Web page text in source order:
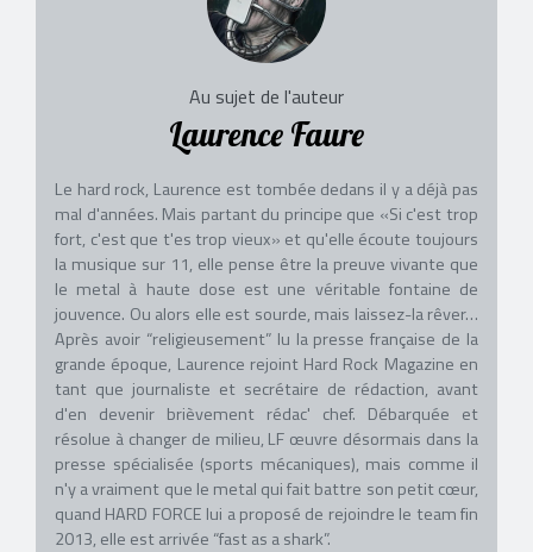
Au sujet de l'auteur
Laurence Faure
Le hard rock, Laurence est tombée dedans il y a déjà pas
mal d'années. Mais partant du principe que «Si c'est trop
fort, c'est que t'es trop vieux» et qu'elle écoute toujours
la musique sur 11, elle pense être la preuve vivante que
le metal à haute dose est une véritable fontaine de
jouvence. Ou alors elle est sourde, mais laissez-la rêver…
Après avoir “religieusement” lu la presse française de la
grande époque, Laurence rejoint Hard Rock Magazine en
tant que journaliste et secrétaire de rédaction, avant
d'en devenir brièvement rédac' chef. Débarquée et
résolue à changer de milieu, LF œuvre désormais dans la
presse spécialisée (sports mécaniques), mais comme il
n'y a vraiment que le metal qui fait battre son petit cœur,
quand HARD FORCE lui a proposé de rejoindre le team fin
2013, elle est arrivée “fast as a shark”.